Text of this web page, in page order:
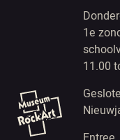
1e
11.00